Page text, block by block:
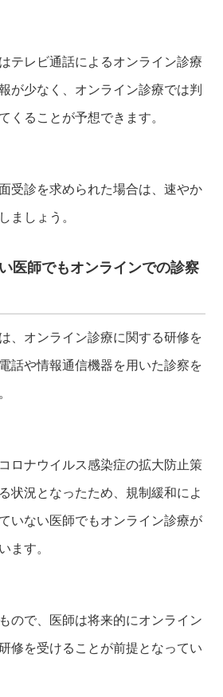
テレビ通話によるオンライン診療
が少なく、オンライン診療では判
くることが予想できます。
受診を求められた場合は、速やか
ましょう。
医師でもオンラインでの診察
、オンライン診療に関する研修を
話や情報通信機器を用いた診察を
ロナウイルス感染症の拡大防止策
状況となったため、規制緩和によ
いない医師でもオンライン診療が
ます。
ので、医師は将来的にオンライン
修を受けることが前提となってい